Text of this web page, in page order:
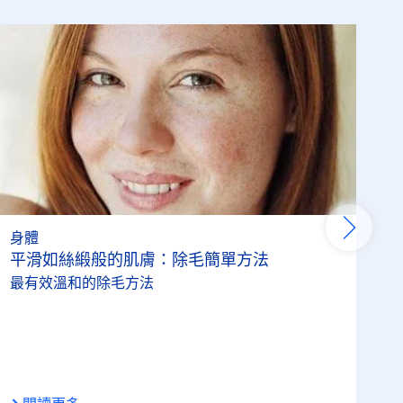
身體
平滑如絲緞般的肌膚：除毛簡單方法
最有效溫和的除毛方法